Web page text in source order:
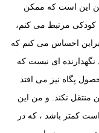
این است که ممکن
کودکی مرتبط می کنم،
احساس می کنم که
نگهدارنده ای نیست که
پگاه نیز می افتد
نکند. و من این
کمتر باشد ، که در